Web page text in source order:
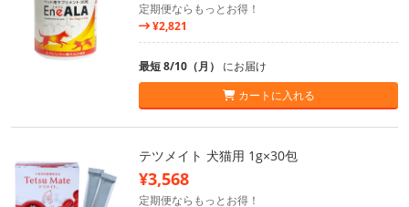
定期便ならもっとお得！
¥2,821
最短 8/10（月） にお届け
カートに入れる
テツメイト 犬猫用 1g×30包
¥3,568
定期便ならもっとお得！